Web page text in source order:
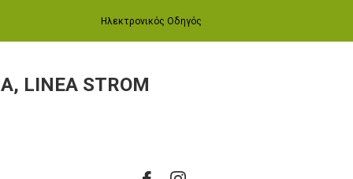
Ηλεκτρονικός Οδηγός
LINEA STROM